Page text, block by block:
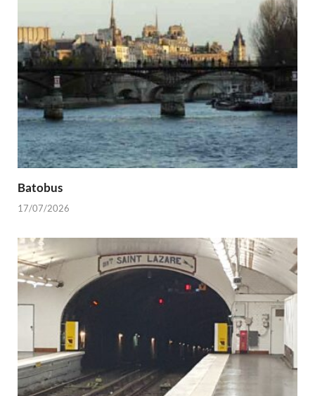
Batobus
17/07/2026